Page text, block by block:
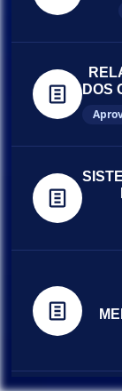
DOS